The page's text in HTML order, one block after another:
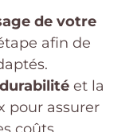
de votre
afin de
et la
pour assurer